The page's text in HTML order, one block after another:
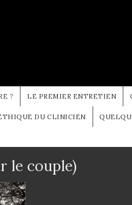
? LE PREMIER ENTRETIEN
DU CLINICIEN
le couple)